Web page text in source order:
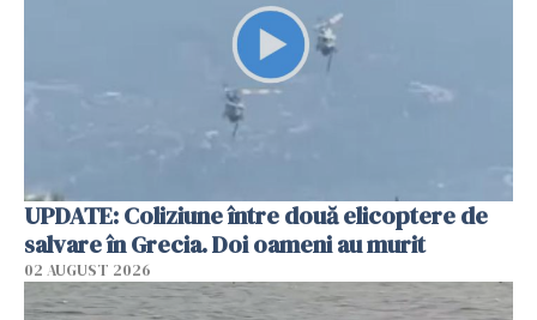
UPDATE: Coliziune între două elicoptere de
salvare în Grecia. Doi oameni au murit
02 AUGUST 2026